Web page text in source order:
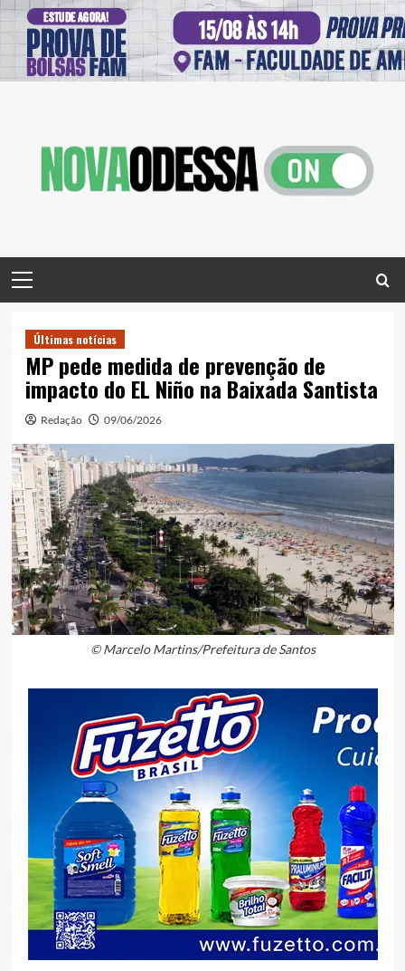
Menu
Últimas notícias
MP pede medida de prevenção de
impacto do EL Niño na Baixada Santista
Redação 09/06/2026
© Marcelo Martins/Prefeitura de Santos